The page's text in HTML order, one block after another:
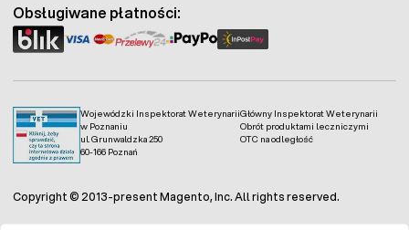
Wojewódzki Inspektorat Weterynarii
w Poznaniu
ul. Grunwaldzka 250
60-166 Poznań
Główny Inspektorat Weterynarii
Obrót produktami leczniczymi
OTC na odległość
Obsługiwane płatności:
Copyright © 2013-present Magento, Inc. All rights reserved.